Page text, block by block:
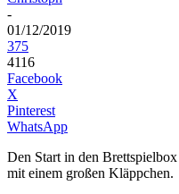
-
01/12/2019
375
4116
Facebook
X
Pinterest
WhatsApp
Den Start in den
mit einem großen Kläppchen.